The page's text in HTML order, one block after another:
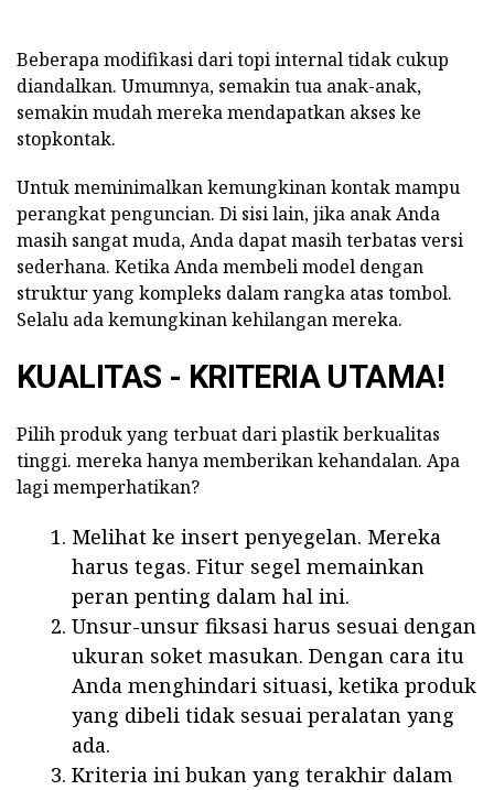
Beberapa modifikasi dari topi internal tidak cukup
diandalkan. Umumnya, semakin tua anak-anak,
semakin mudah mereka mendapatkan akses ke
stopkontak.
Untuk meminimalkan kemungkinan kontak mampu
perangkat penguncian. Di sisi lain, jika anak Anda
masih sangat muda, Anda dapat masih terbatas versi
sederhana. Ketika Anda membeli model dengan
struktur yang kompleks dalam rangka atas tombol.
Selalu ada kemungkinan kehilangan mereka.
KUALITAS - KRITERIA UTAMA!
Pilih produk yang terbuat dari plastik berkualitas
tinggi. mereka hanya memberikan kehandalan. Apa
lagi memperhatikan?
Melihat ke insert penyegelan. Mereka
harus tegas. Fitur segel memainkan
peran penting dalam hal ini.
Unsur-unsur fiksasi harus sesuai dengan
ukuran soket masukan. Dengan cara itu
Anda menghindari situasi, ketika produk
yang dibeli tidak sesuai peralatan yang
ada.
Kriteria ini bukan yang terakhir dalam